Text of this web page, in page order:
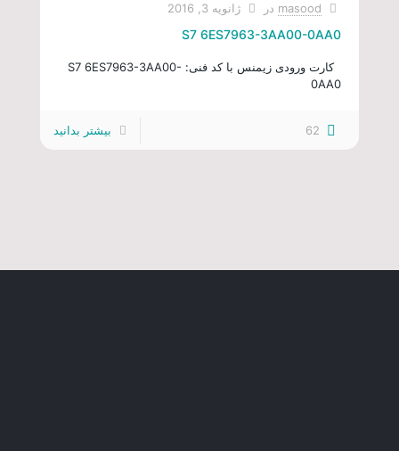
masood در ژانویه 3, 2016
S7 6ES7963-3AA00-0AA0
کارت ورودی زیمنس با کد فنی: S7 6ES7963-3AA00-
0AA0
62 بیشتر بدانید